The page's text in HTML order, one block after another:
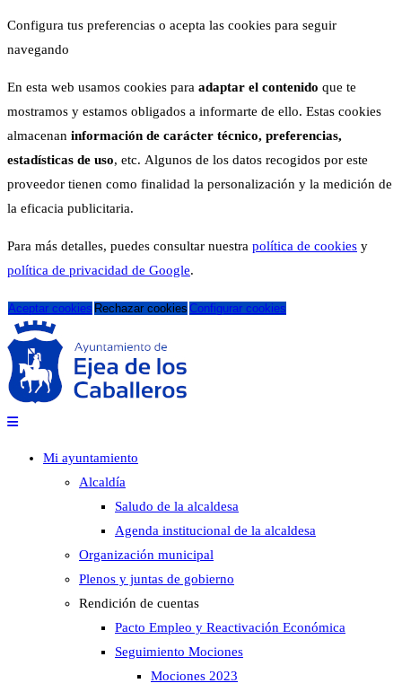
Configura tus preferencias o acepta las cookies para seguir
navegando
En esta web usamos cookies para adaptar el contenido que te
mostramos y estamos obligados a informarte de ello. Estas cookies
almacenan información de carácter técnico, preferencias,
estadísticas de uso, etc. Algunos de los datos recogidos por este
proveedor tienen como finalidad la personalización y la medición de
la eficacia publicitaria.
Para más detalles, puedes consultar nuestra política de cookies y
política de privacidad de Google.
Aceptar cookies Rechazar cookies Configurar cookies
Mi ayuntamiento
Alcaldía
Saludo de la alcaldesa
Agenda institucional de la alcaldesa
Organización municipal
Plenos y juntas de gobierno
Rendición de cuentas
Pacto Empleo y Reactivación Económica
Seguimiento Mociones
Mociones 2023